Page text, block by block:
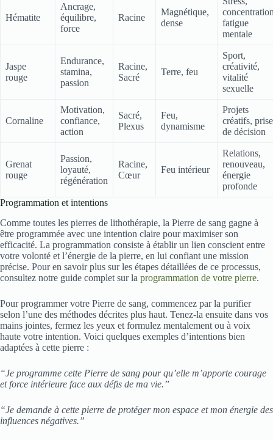
Hématite
Ancrage,
équilibre,
force
Racine
Magnétique,
dense
fatigue
mentale
Jaspe
rouge
Endurance,
stamina,
passion
Racine,
Sacré
Terre, feu
Sport,
créativité,
vitalité
sexuelle
Cornaline
Motivation,
confiance,
action
Sacré,
Plexus
Feu,
dynamisme
Projets
créatifs, prise
de décision
Grenat
rouge
Passion,
loyauté,
régénération
Racine,
Cœur
Feu intérieur
Relations,
renouveau,
énergie
profonde
Programmation et intentions
Comme toutes les pierres de lithothérapie, la Pierre de sang gagne à
être programmée avec une intention claire pour maximiser son
efficacité. La programmation consiste à établir un lien conscient entre
votre volonté et l’énergie de la pierre, en lui confiant une mission
précise. Pour en savoir plus sur les étapes détaillées de ce processus,
consultez notre guide complet sur la programmation de votre pierre.
Pour programmer votre Pierre de sang, commencez par la purifier
selon l’une des méthodes décrites plus haut. Tenez-la ensuite dans vos
mains jointes, fermez les yeux et formulez mentalement ou à voix
haute votre intention. Voici quelques exemples d’intentions bien
adaptées à cette pierre :
“Je programme cette Pierre de sang pour qu’elle m’apporte courage
et force intérieure face aux défis de ma vie.”
“Je demande à cette pierre de protéger mon espace et mon énergie des
influences négatives.”